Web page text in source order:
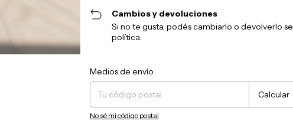
Cambios y devoluciones
Si no te gusta, podés cambiarlo o devolverlo
política.
Entregas para el CP:
Medios de envío
Calcular
No sé mi código postal